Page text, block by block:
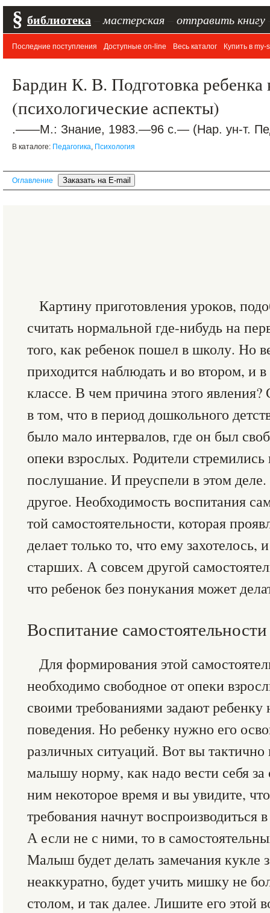
§ библиотека мастерская отправить книгу
Последние поступления Доступные on-line Весь каталог Купить в my-
Бардин К. В. Подготовка ребенка
(психологические аспекты)
.——М.: Знание, 1983.—96 с.— (Нар. ун-т.
В каталоге: Педагогика, Психология
Оглавление
Картину приготовления уроков,
считать нормальной где-нибудь на
того, как ребенок пошел в школу. Но
приходится наблюдать и во втором, и
классе. В чем причина этого явления?
в том, что в период дошкольного
было мало интервалов, где он был
опеки взрослых. Родители стремились
послушание. И преуспели в этом
другое. Необходимость воспитания
той самостоятельности, которая
делает только то, что ему захотелось,
старших. А совсем другой
что ребенок без понукания может
Воспитание самостоятельности
Для формирования этой
необходимо свободное от опеки
своими требованиями задают ребенку
поведения. Но ребенку нужно его
различных ситуаций. Вот вы тактично
малышу норму, как надо вести себя
ним некоторое время и вы увидите,
требования начнут воспроизводиться
А если не с ними, то в
Малыш будет делать замечания кукле
неаккуратно, будет учить мишку не
столом, и так далее. Лишите его